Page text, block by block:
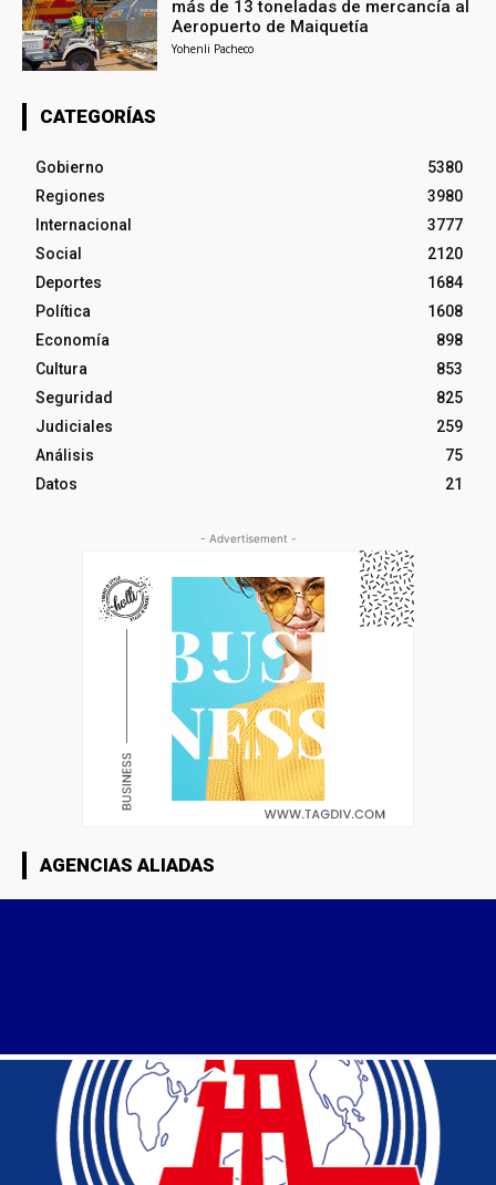
más de 13 toneladas de mercancía al
Aeropuerto de Maiquetía
Yohenli Pacheco
CATEGORÍAS
Gobierno
5380
Regiones
3980
Internacional
3777
Social
2120
Deportes
1684
Política
1608
Economía
898
Cultura
853
Seguridad
825
Judiciales
259
Análisis
75
Datos
21
- Advertisement -
AGENCIAS ALIADAS